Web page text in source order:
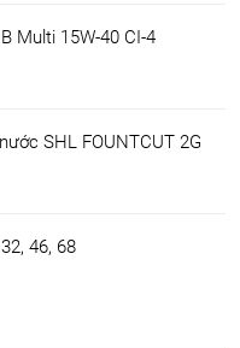
Multi 15W-40 CI-4
SHL FOUNTCUT 2G
46, 68